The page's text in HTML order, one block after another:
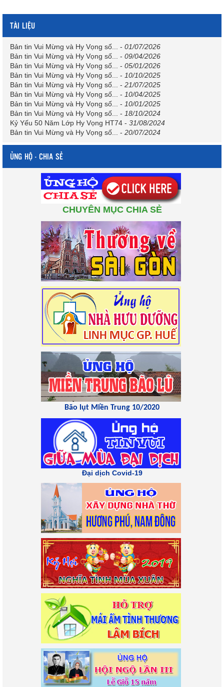
TÀI LIỆU
Bản tin Vui Mừng và Hy Vọng số... - 01/07/2026
Bản tin Vui Mừng và Hy Vọng số... - 09/04/2026
Bản tin Vui Mừng và Hy Vọng số... - 05/01/2026
Bản tin Vui Mừng và Hy Vọng số... - 10/10/2025
Bản tin Vui Mừng và Hy Vọng số... - 21/07/2025
Bản tin Vui Mừng và Hy Vọng số... - 10/04/2025
Bản tin Vui Mừng và Hy Vọng số... - 10/01/2025
Bản tin Vui Mừng và Hy Vọng số... - 18/10/2024
Kỷ Yếu 50 Năm Lớp Hy Vọng HT74 - 31/08/2024
Bản tin Vui Mừng và Hy Vọng số... - 20/07/2024
ỦNG HỘ - CHIA SẺ
CHUYÊN MỤC CHIA SẺ
Bão lụt Miền Trung 10/2020
Đại dịch Covid-19